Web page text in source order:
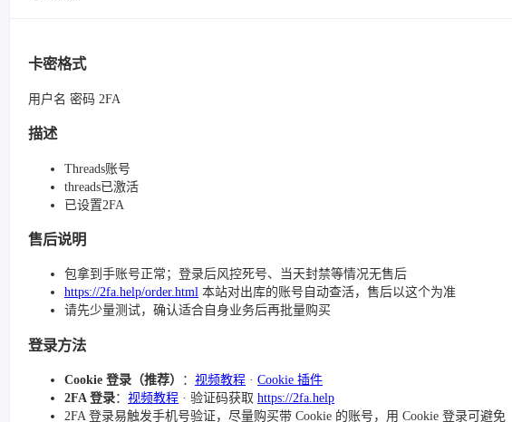
卡密格式
用户名 密码 2FA
描述
Threads账号
threads已激活
已设置2FA
售后说明
包拿到手账号正常；登录后风控死号、当天封禁等情况无售后
https://2fa.help/order.html 本站对出库的账号自动查活，售后以这个为准
请先少量测试，确认适合自身业务后再批量购买
登录方法
Cookie 登录（推荐） ： 视频教程 · Cookie 插件
2FA 登录： 视频教程 · 验证码获取 https://2fa.help
2FA 登录易触发手机号验证，尽量购买带 Cookie 的账号，用 Cookie 登录可避免